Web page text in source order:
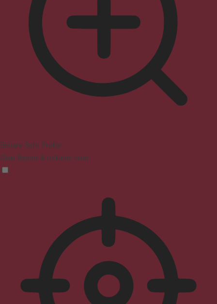
Seizure Safe Profile
Clear flashes & reduces color